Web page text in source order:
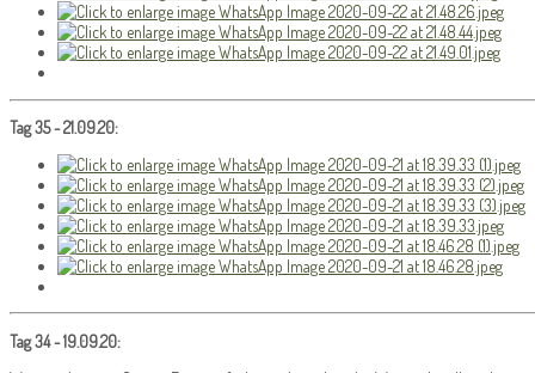
Tag 35 - 21.09.20:
Tag 34 - 19.09.20: